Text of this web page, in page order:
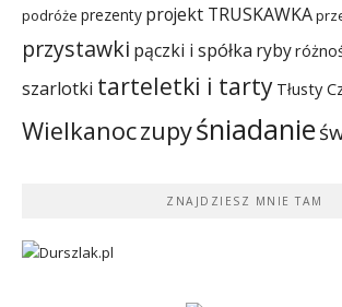
podróże prezenty projekt TRUSKAWKA
przystawki pączki i spółka ryby
szarlotki tarteletki i tarty Tłusty
Wielkanoczupyśniadanie
ZNAJDZIESZ MNIE TAM